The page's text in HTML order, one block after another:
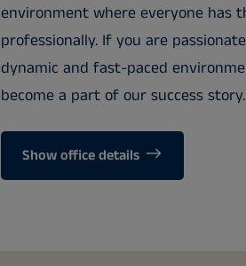
environment where everyone
professionally. If you are
dynamic and fast-paced
become a part of our success story.
Show office details